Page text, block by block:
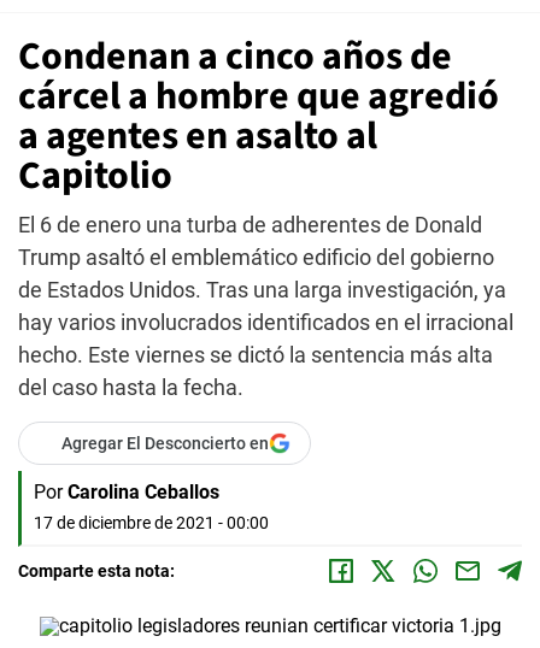
Condenan a cinco años de
cárcel a hombre que agredió
a agentes en asalto al
Capitolio
El 6 de enero una turba de adherentes de Donald
Trump asaltó el emblemático edificio del gobierno
de Estados Unidos. Tras una larga investigación, ya
hay varios involucrados identificados en el irracional
hecho. Este viernes se dictó la sentencia más alta
del caso hasta la fecha.
Agregar El Desconcierto en
Por Carolina Ceballos
17 de diciembre de 2021 - 00:00
Comparte esta nota: